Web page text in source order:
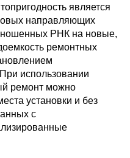
является
направляющих
РНК на новые,
ремонтных
использовании
ремонт можно
установки и без
с